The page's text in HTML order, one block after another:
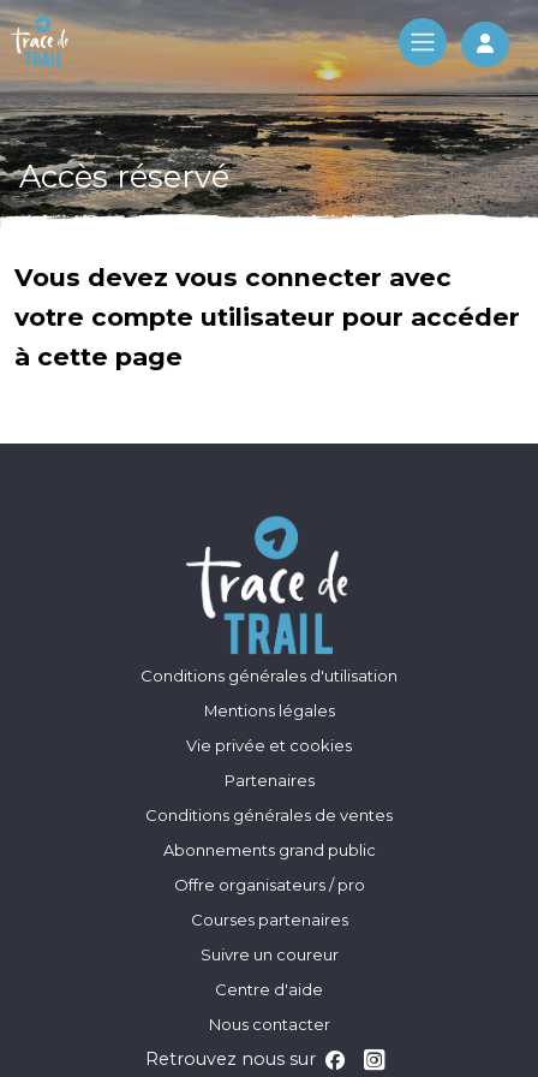
Log
Accès réservé
Vous devez vous connecter avec
votre compte utilisateur pour accéder
à cette page
Conditions générales d'utilisation
Mentions légales
Vie privée et cookies
Partenaires
Conditions générales de ventes
Abonnements grand public
Offre organisateurs / pro
Courses partenaires
Suivre un coureur
Centre d'aide
Nous contacter
Retrouvez nous sur